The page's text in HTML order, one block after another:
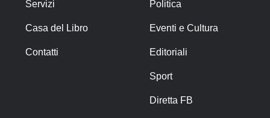
Servizi
Casa del Libro
Contatti
Politica
Eventi e Cultura
Editoriali
Sport
Diretta FB